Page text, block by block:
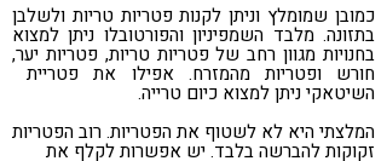
כמובן שמומלץ וניתן לקנות פטריות טריות ולשלבן
בתזונה. מלבד השמפיניון והפורטובלו ניתן למצוא
בחנויות מגוון רחב של פטריות טריות, פטריות יער,
חורש ופטריות מהמזרח. אפילו את פטריית
השיטאקי ניתן למצוא כיום טרייה.
המלצתי היא לא לשטוף את הפטריות. רוב הפטריות
זקוקות להברשה בלבד. יש אפשרות לקלף את